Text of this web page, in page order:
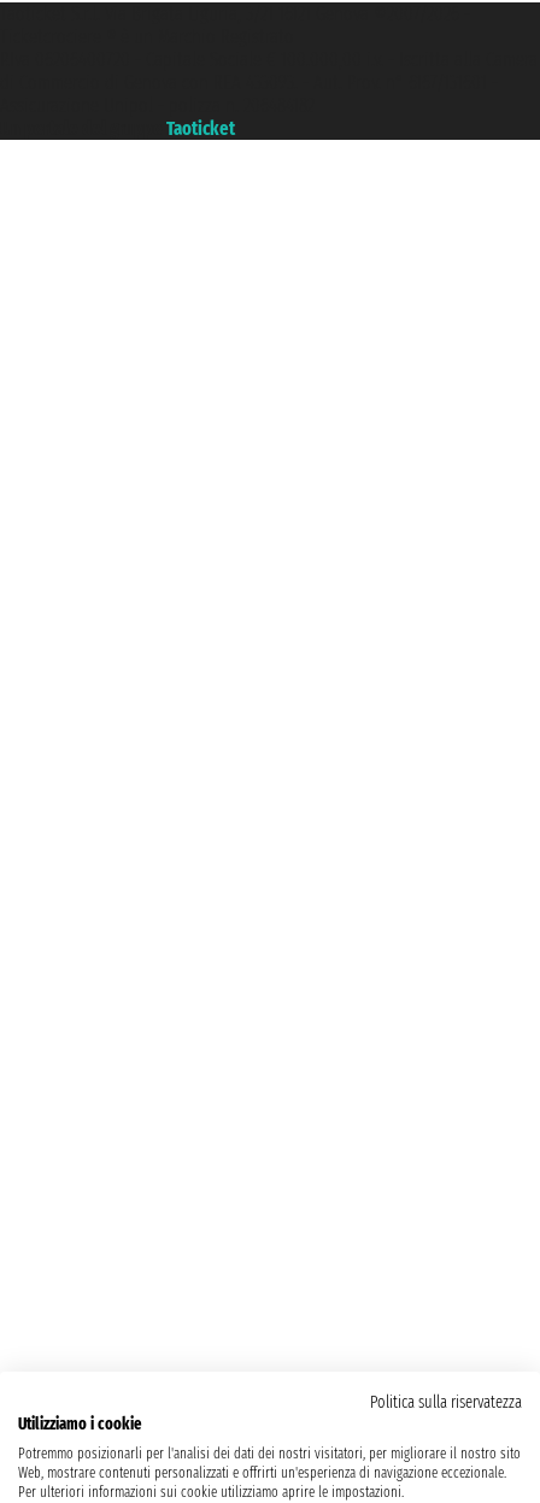
Taoticket
Politica sulla riservatezza
Utilizziamo i cookie
Potremmo posizionarli per l'analisi dei dati dei nostri visitatori, per migliorare il nostro sito
Web, mostrare contenuti personalizzati e offrirti un'esperienza di navigazione eccezionale.
Per ulteriori informazioni sui cookie utilizziamo aprire le impostazioni.